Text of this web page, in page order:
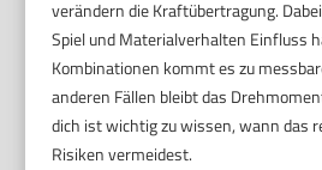
verändern die Kraftübertragung.
Spiel und Materialverhalten Einfluss
Kombinationen kommt es zu
anderen Fällen bleibt das
dich ist wichtig zu wissen, wann das
Risiken vermeidest.